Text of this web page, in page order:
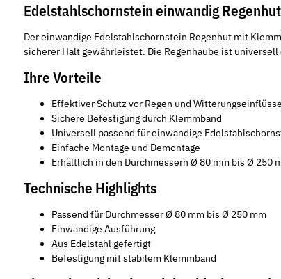
Edelstahlschornstein einwandig
Der einwandige Edelstahlschornstein Regenhut mit
sicherer Halt gewährleistet. Die Regenhaube ist
Ihre Vorteile
Effektiver Schutz vor Regen und
Sichere Befestigung durch Klemmband
Universell passend für einwandige
Einfache Montage und Demontage
Erhältlich in den Durchmessern Ø 80 mm bis Ø 250
Technische Highlights
Passend für Durchmesser Ø 80 mm bis Ø 250 mm
Einwandige Ausführung
Aus Edelstahl gefertigt
Befestigung mit stabilem Klemmband